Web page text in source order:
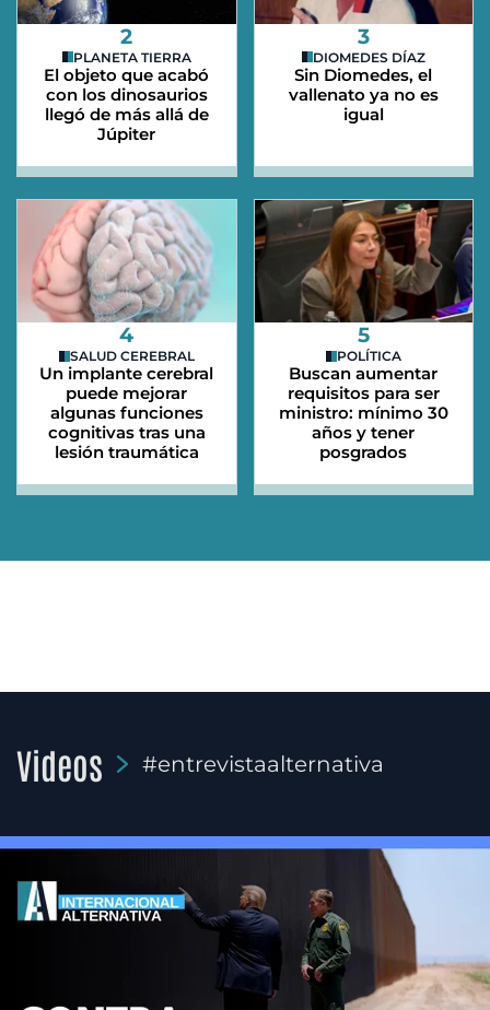
2
PLANETA TIERRA
El objeto que acabó
con los dinosaurios
llegó de más allá de
Júpiter
3
DIOMEDES DÍAZ
Sin Diomedes, el
vallenato ya no es
igual
4
SALUD CEREBRAL
Un implante cerebral
puede mejorar
algunas funciones
cognitivas tras una
lesión traumática
5
POLÍTICA
Buscan aumentar
requisitos para ser
ministro: mínimo 30
años y tener
posgrados
Videos #entrevistaalternativa